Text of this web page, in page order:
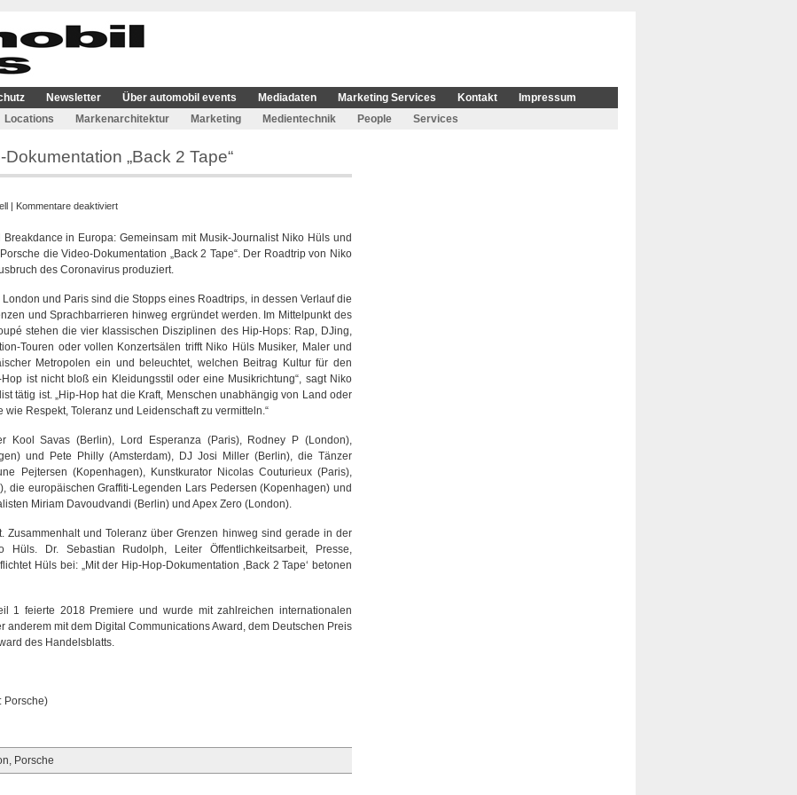
Newsletter Über automobil events Mediadaten Marketing Services Kontakt
Impressum
Locations Markenarchitektur Marketing Medientechnik People Services
„Back 2 Tape“
| Kommentare deaktiviertfür
präsentiert
Hip-
Hop-
„Back
2
Tape“
in Europa: Gemeinsam mit Musik-Journalist Niko Hüls und
die Video-Dokumentation „Back 2 Tape“. Der Roadtrip von Niko
des Coronavirus produziert.
und Paris sind die Stopps eines Roadtrips, in dessen Verlauf die
und Sprachbarrieren hinweg ergründet werden. Im Mittelpunkt des
stehen die vier klassischen Disziplinen des Hip-Hops: Rap, DJing,
Touren oder vollen Konzertsälen trifft Niko Hüls Musiker, Maler und
Metropolen ein und beleuchtet, welchen Beitrag Kultur für den
ist nicht bloß ein Kleidungsstil oder eine Musikrichtung“, sagt Niko
tätig ist. „Hip-Hop hat die Kraft, Menschen unabhängig von Land oder
Respekt, Toleranz und Leidenschaft zu vermitteln.“
Kool Savas (Berlin), Lord Esperanza (Paris), Rodney P (London),
und Pete Philly (Amsterdam), DJ Josi Miller (Berlin), die Tänzer
Pejtersen (Kopenhagen), Kunstkurator Nicolas Couturieux (Paris),
die europäischen Graffiti-Legenden Lars Pedersen (Kopenhagen) und
Miriam Davoudvandi (Berlin) und Apex Zero (London).
Zusammenhalt und Toleranz über Grenzen hinweg sind gerade in der
Dr. Sebastian Rudolph, Leiter Öffentlichkeitsarbeit, Presse,
Hüls bei: „Mit der Hip-Hop-Dokumentation ‚Back 2 Tape‘ betonen
1 feierte 2018 Premiere und wurde mit zahlreichen internationalen
anderem mit dem Digital Communications Award, dem Deutschen Preis
des Handelsblatts.
Porsche)
, Porsche